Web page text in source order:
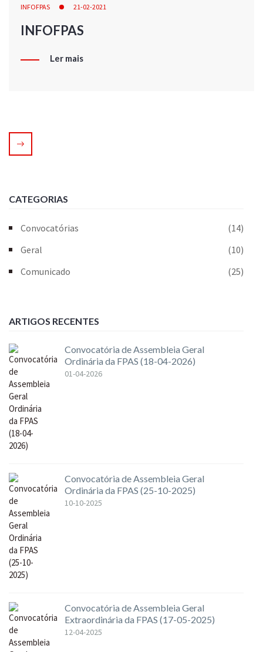
INFOFPAS 21-02-2021
INFOFPAS
Ler mais
CATEGORIAS
Convocatórias
(14)
Geral
(10)
Comunicado
(25)
ARTIGOS RECENTES
Convocatória de Assembleia Geral
Ordinária da FPAS (18-04-2026)
01-04-2026
Convocatória de Assembleia Geral
Ordinária da FPAS (25-10-2025)
10-10-2025
Convocatória de Assembleia Geral
Extraordinária da FPAS (17-05-2025)
12-04-2025